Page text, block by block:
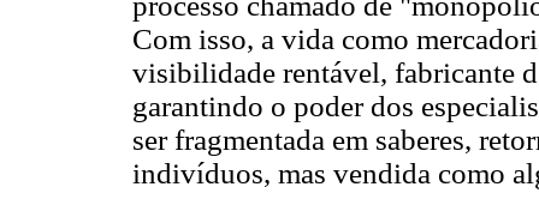
Com isso, a vida como
visibilidade rentável, fabricante
garantindo o poder dos
ser fragmentada em saberes,
indivíduos, mas vendida como